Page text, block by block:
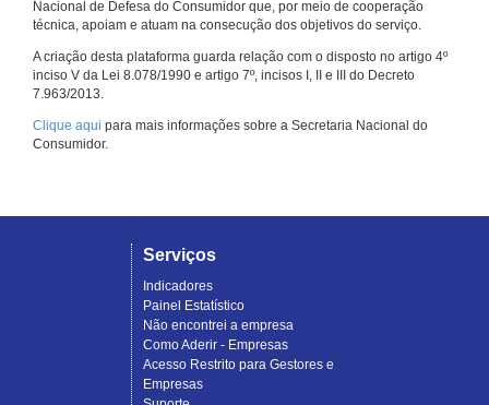
Nacional de Defesa do Consumidor que, por meio de cooperação
técnica, apoiam e atuam na consecução dos objetivos do serviço.
A criação desta plataforma guarda relação com o disposto no artigo 4º
inciso V da Lei 8.078/1990 e artigo 7º, incisos I, II e III do Decreto
7.963/2013.
Clique aqui para mais informações sobre a Secretaria Nacional do
Consumidor.
Serviços
Indicadores
Painel Estatístico
Não encontrei a empresa
Como Aderir - Empresas
Acesso Restrito para Gestores e
Empresas